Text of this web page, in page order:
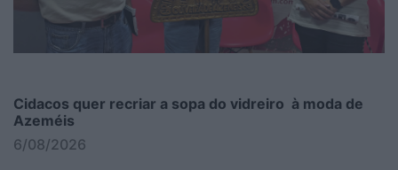
Cidacos quer recriar a sopa do vidreiro à moda de
Azeméis
6/08/2026